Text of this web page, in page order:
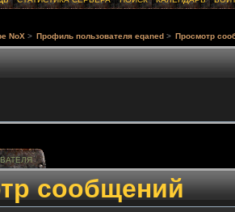
NoX > Профиль пользователя eqaned > Просмотр
сообщений